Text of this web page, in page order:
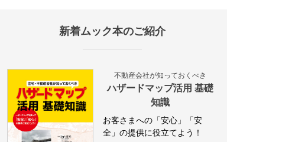
新着ムック本のご紹介
不動産会社が知っておくべき
ハザードマップ活用 基礎
知識
お客さまへの「安心」「安
全」の提供に役立てよう！